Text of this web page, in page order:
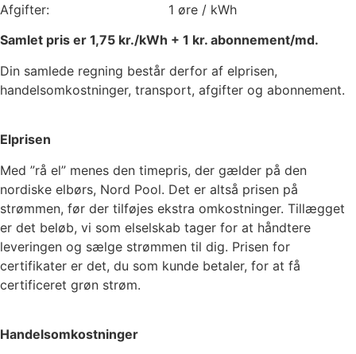
Afgifter: 1 øre / kWh
Samlet pris er 1,75 kr./kWh + 1 kr. abonnement/md.
Din samlede regning består derfor af elprisen,
handelsomkostninger, transport, afgifter og abonnement.
Elprisen
Med ”rå el” menes den timepris, der gælder på den
nordiske elbørs, Nord Pool. Det er altså prisen på
strømmen, før der tilføjes ekstra omkostninger. Tillægget
er det beløb, vi som elselskab tager for at håndtere
leveringen og sælge strømmen til dig. Prisen for
certifikater er det, du som kunde betaler, for at få
certificeret grøn strøm.
Handelsomkostninger